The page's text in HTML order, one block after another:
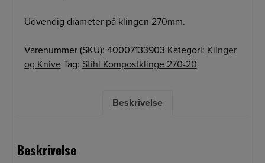
Udvendig diameter på klingen 270mm.
Varenummer (SKU): 40007133903 Kategori: Klinger
og Knive Tag: Stihl Kompostklinge 270-20
Beskrivelse
Beskrivelse